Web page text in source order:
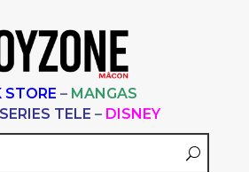
STORE – MANGAS
SERIES TELE – DISNEY